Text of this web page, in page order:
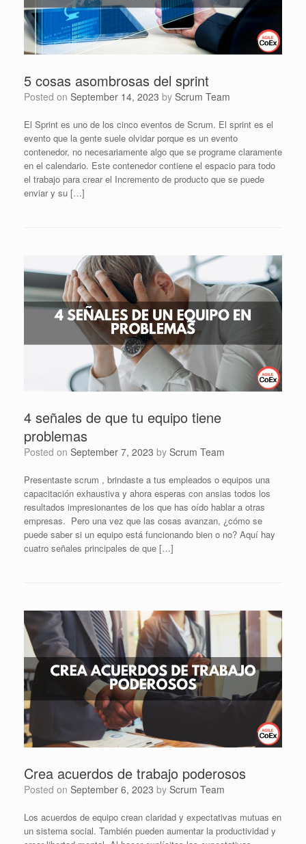
5 cosas asombrosas del sprint
Posted on September 14, 2023 by Scrum Team
El Sprint es uno de los cinco eventos de Scrum. El sprint es el
evento que la gente suele olvidar porque es un evento
contenedor, no necesariamente algo que se programe claramente
en el calendario. Este contenedor contiene el espacio para todo
el trabajo para crear el Incremento de producto que se puede
enviar y su […]
4 señales de que tu equipo tiene
problemas
Posted on September 7, 2023 by Scrum Team
Presentaste scrum , brindaste a tus empleados o equipos una
capacitación exhaustiva y ahora esperas con ansias todos los
resultados impresionantes de los que has oído hablar a otras
empresas. Pero una vez que las cosas avanzan, ¿cómo se
puede saber si un equipo está funcionando bien o no? Aquí hay
cuatro señales principales de que […]
Crea acuerdos de trabajo poderosos
Posted on September 6, 2023 by Scrum Team
Los acuerdos de equipo crean claridad y expectativas mutuas en
un sistema social. También pueden aumentar la productividad y